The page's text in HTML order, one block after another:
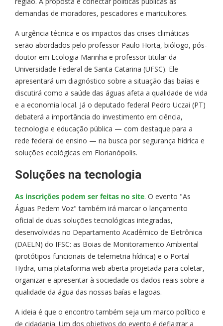
demandas de moradores, pescadores e maricultores.
A urgência técnica e os impactos das crises climáticas
serão abordados pelo professor Paulo Horta, biólogo, pós-
doutor em Ecologia Marinha e professor titular da
Universidade Federal de Santa Catarina (UFSC). Ele
apresentará um diagnóstico sobre a situação das baías e
discutirá como a saúde das águas afeta a qualidade de vida
e a economia local. Já o deputado federal Pedro Uczai (PT)
debaterá a importância do investimento em ciência,
tecnologia e educação pública — com destaque para a
rede federal de ensino — na busca por segurança hídrica e
soluções ecológicas em Florianópolis.
Soluções na tecnologia
As inscrições podem ser feitas no site. O evento "As
Águas Pedem Voz" também irá marcar o lançamento
oficial de duas soluções tecnológicas integradas,
desenvolvidas no Departamento Acadêmico de Eletrônica
(DAELN) do IFSC: as Boias de Monitoramento Ambiental
(protótipos funcionais de telemetria hídrica) e o Portal
Hydra, uma plataforma web aberta projetada para coletar,
organizar e apresentar à sociedade os dados reais sobre a
qualidade da água das nossas baías e lagoas.
A ideia é que o encontro também seja um marco político e
de cidadania. Um dos objetivos do evento é deflagrar a